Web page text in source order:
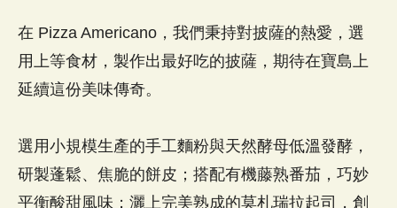
在 Pizza Americano，我們秉持對披薩的熱愛，選
用上等食材，製作出最好吃的披薩，期待在寶島上
延續這份美味傳奇。
選用小規模生產的手工麵粉與天然酵母低溫發酵，
研製蓬鬆、焦脆的餅皮；搭配有機藤熟番茄，巧妙
平衡酸甜風味；灑上完美熟成的莫札瑞拉起司，創